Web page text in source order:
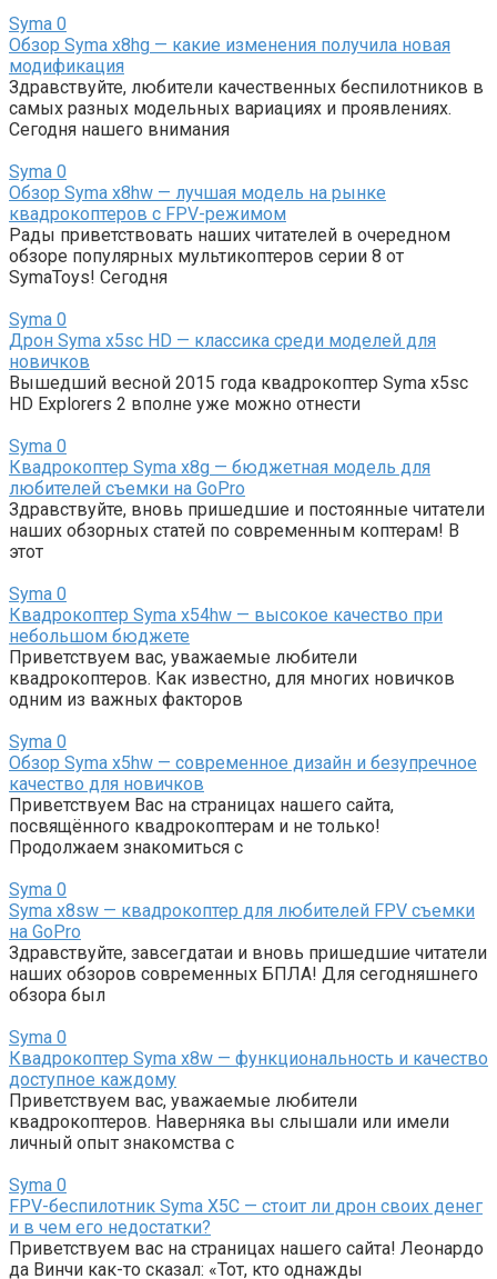
Syma 0
Обзор Syma x8hg — какие изменения получила новая
модификация
Здравствуйте, любители качественных беспилотников в
самых разных модельных вариациях и проявлениях.
Сегодня нашего внимания
Syma 0
Обзор Syma x8hw — лучшая модель на рынке
квадрокоптеров с FPV-режимом
Рады приветствовать наших читателей в очередном
обзоре популярных мультикоптеров серии 8 от
SymaToys! Сегодня
Syma 0
Дрон Syma x5sc HD — классика среди моделей для
новичков
Вышедший весной 2015 года квадрокоптер Syma x5sc
HD Explorers 2 вполне уже можно отнести
Syma 0
Квадрокоптер Syma x8g — бюджетная модель для
любителей съемки на GoPro
Здравствуйте, вновь пришедшие и постоянные читатели
наших обзорных статей по современным коптерам! В
этот
Syma 0
Квадрокоптер Syma x54hw — высокое качество при
небольшом бюджете
Приветствуем вас, уважаемые любители
квадрокоптеров. Как известно, для многих новичков
одним из важных факторов
Syma 0
Обзор Syma x5hw — современное дизайн и безупречное
качество для новичков
Приветствуем Вас на страницах нашего сайта,
посвящённого квадрокоптерам и не только!
Продолжаем знакомиться с
Syma 0
Syma x8sw — квадрокоптер для любителей FPV съемки
на GoPro
Здравствуйте, завсегдатаи и вновь пришедшие читатели
наших обзоров современных БПЛА! Для сегодняшнего
обзора был
Syma 0
Квадрокоптер Syma x8w — функциональность и качество
доступное каждому
Приветствуем вас, уважаемые любители
квадрокоптеров. Наверняка вы слышали или имели
личный опыт знакомства с
Syma 0
FPV-беспилотник Syma X5C — стоит ли дрон своих денег
и в чем его недостатки?
Приветствуем вас на страницах нашего сайта! Леонардо
да Винчи как-то сказал: «Тот, кто однажды